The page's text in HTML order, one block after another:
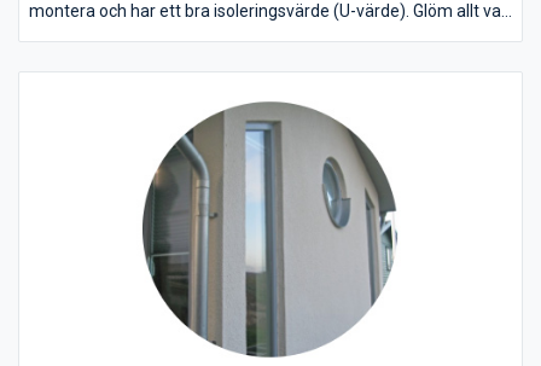
montera och har ett bra isoleringsvärde (U-värde). Glöm allt vad
livslängd, där du kan njuta av himlens alla nyanser oavsett